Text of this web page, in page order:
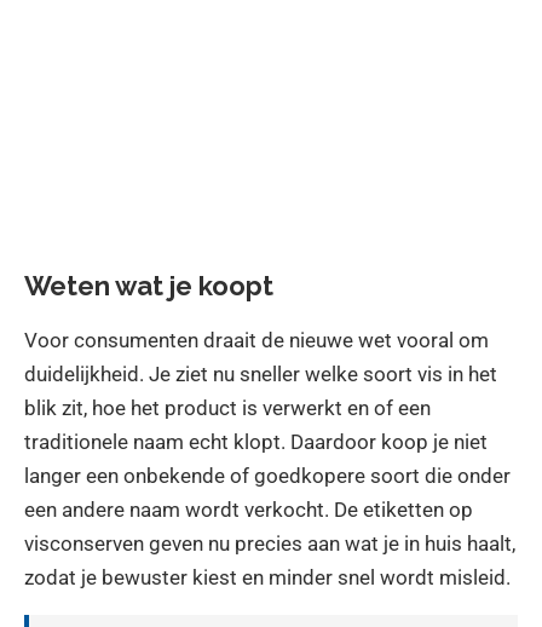
Weten wat je koopt
Voor consumenten draait de nieuwe wet vooral om
duidelijkheid. Je ziet nu sneller welke soort vis in het
blik zit, hoe het product is verwerkt en of een
traditionele naam echt klopt. Daardoor koop je niet
langer een onbekende of goedkopere soort die onder
een andere naam wordt verkocht. De etiketten op
visconserven geven nu precies aan wat je in huis haalt,
zodat je bewuster kiest en minder snel wordt misleid.